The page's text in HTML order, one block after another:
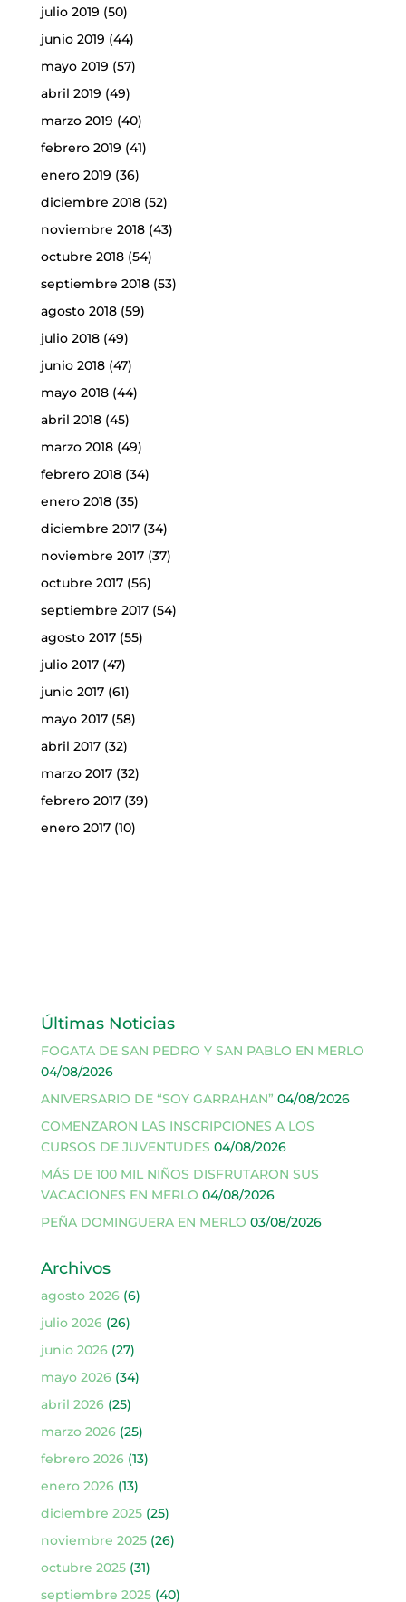
julio 2019 (50)
junio 2019 (44)
mayo 2019 (57)
abril 2019 (49)
marzo 2019 (40)
febrero 2019 (41)
enero 2019 (36)
diciembre 2018(52)
noviembre 2018(43)
octubre 2018(54)
septiembre 2018(53)
agosto 2018(59)
julio 2018(49)
junio 2018(47)
mayo 2018(44)
abril 2018(45)
marzo 2018(49)
febrero 2018(34)
enero 2018(35)
diciembre 2017(34)
noviembre 2017(37)
octubre 2017(56)
septiembre 2017(54)
agosto 2017(55)
julio 2017(47)
junio 2017(61)
mayo 2017(58)
abril 2017(32)
marzo 2017(32)
febrero 2017(39)
enero 2017(10)
Últimas Noticias
FOGATA DE SAN PEDRO Y SAN PABLO EN MERLO
04/08/2026
ANIVERSARIO DE “SOY GARRAHAN” 04/08/2026
COMENZARON LAS INSCRIPCIONES A LOS
CURSOS DE JUVENTUDES 04/08/2026
MÁS DE 100 MIL NIÑOS DISFRUTARON SUS
VACACIONES EN MERLO 04/08/2026
PEÑA DOMINGUERA EN MERLO 03/08/2026
Archivos
agosto 2026(6)
julio 2026(26)
junio 2026(27)
mayo 2026(34)
abril 2026(25)
marzo 2026(25)
febrero 2026(13)
enero 2026(13)
diciembre 2025(25)
noviembre 2025(26)
octubre 2025(31)
septiembre 2025(40)